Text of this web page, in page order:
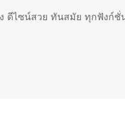
ดีไซน์สวย ทันสมัย ทุกฟังก์